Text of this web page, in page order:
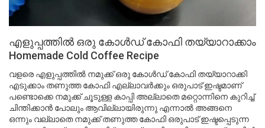
എളുപ്പത്തിൽ ഒരു കോൾഡ് കോഫി തയ്യാറാക്കാം
Homemade Cold Coffee Recipe
വളരെ എളുപ്പത്തിൽ നമുക്ക് ഒരു കോൾഡ് കോഫി തയ്യാറാക്കി
എടുക്കാം തണുത്ത കോഫി എല്ലാവർക്കും ഒരുപാട് ഇഷ്ടമാണ്
പണ്ടൊക്കെ നമുക്ക് ചൂടുള്ള കാപ്പി അല്ലാതെ മറ്റൊന്നിനെ കുറിച്ച്
ചിന്തിക്കാൻ പോലും ആവില്ലായിരുന്നു എന്നാൽ അങ്ങനെ
ഒന്നും വല്ലാതെ നമുക്ക് തണുത്ത കോഫി ഒരുപാട് ഇഷ്ടപ്പെടുന്ന